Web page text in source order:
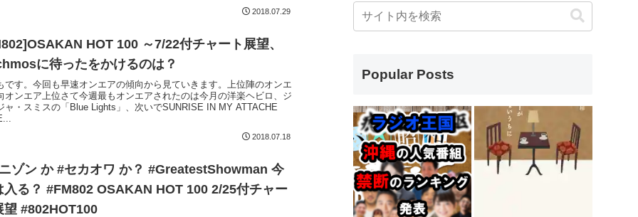
2018.07.29
HOT 100 ～7/22付チャート展望、
に待ったをかけるのは？
です。今回も早速オンエアの傾向から見ていきます。上位陣のオンエ
オンエア上位さて今週最もオンエアされたのは今月の洋楽ヘビロ、ジ
ャ・スミスの「Blue Lights」、次いでSUNRISE IN MY ATTACHE
2018.07.18
ゾン か #セカオワ か？ #GreatestShowman 今
入る？ #FM802 OSAKAN HOT 100 2/25付チャー
望 #802HOT100
Popular Posts